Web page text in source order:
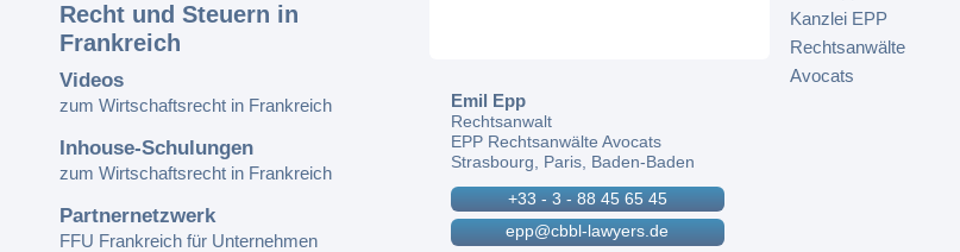
Recht und Steuern in
Frankreich
Videos
zum Wirtschaftsrecht in Frankreich
Inhouse-Schulungen
zum Wirtschaftsrecht in Frankreich
Partnernetzwerk
FFU Frankreich für Unternehmen
Emil Epp
Rechtsanwalt
EPP Rechtsanwälte Avocats
Strasbourg, Paris, Baden-Baden
+33 - 3 - 88 45 65 45
epp@cbbl-lawyers.de